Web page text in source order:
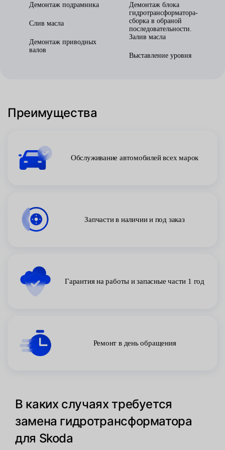
Демонтаж подрамника
Слив масла
Демонтаж приводных
валов
Демонтаж блока
гидротрансформатора-
сборка в обраной
последовательности.
Залив масла
Выставление уровня
Преимущества
Обслуживание автомобилей всех марок
Запчасти в наличии и под заказ
Гарантия на работы и запасные части 1 год
Ремонт в день обращения
В каких случаях требуется
замена гидротрансформатора
для Skoda